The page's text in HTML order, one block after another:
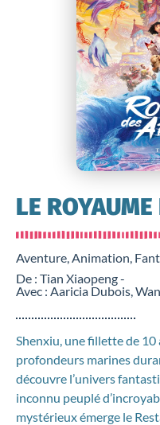
LE
Aventure, Animation,
De : Tian Xiaopeng -
Avec : Aaricia Dubois,
Shenxiu, une fillette de 10
profondeurs marines
découvre l’univers
inconnu peuplé
mystérieux émerge le